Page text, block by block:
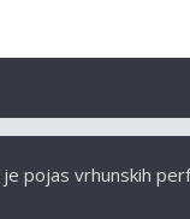
je pojas vrhunskih